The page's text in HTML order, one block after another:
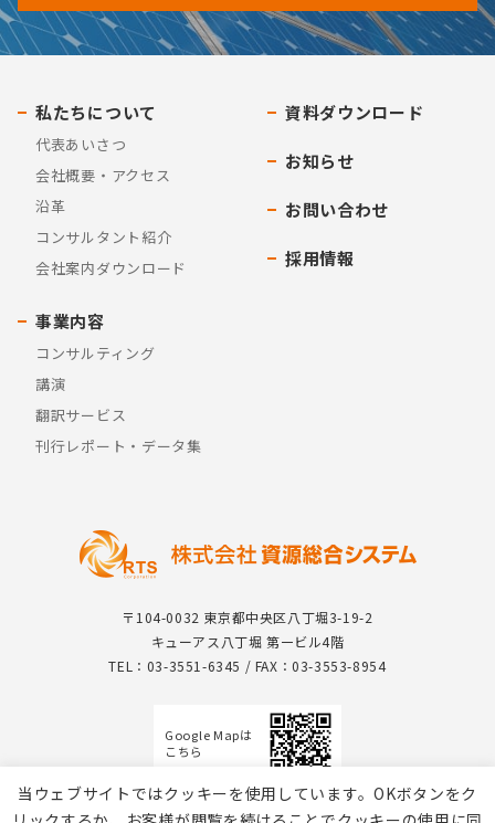
〒104-0032 東京都中央区八丁堀3-19-2
キューアス八丁堀 第一ビル4階
TEL：03-3551-6345 / FAX：03-3553-8954
Google Mapは
こちら
私たちについて
代表あいさつ
会社概要・アクセス
沿革
コンサルタント紹介
会社案内ダウンロード
事業内容
コンサルティング
講演
翻訳サービス
刊行レポート・データ集
資料ダウンロード
お知らせ
お問い合わせ
採用情報
当ウェブサイトではクッキーを使用しています。OKボタンをク